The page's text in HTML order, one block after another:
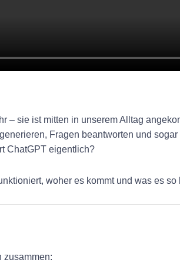
– sie ist mitten in unserem Alltag
Fragen beantworten und
ChatGPT eigentlich?
woher es kommt und was es so
zusammen: